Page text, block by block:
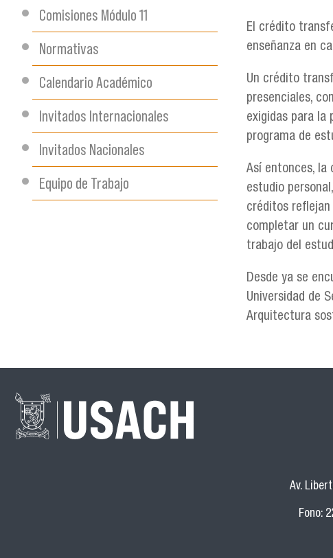
Comisiones Módulo 11
Normativas
Calendario Académico
Invitados Internacionales
Invitados Nacionales
Equipo de Trabajo
El crédito
enseñanza en
Un crédito
presenciales,
exigidas para la
programa de
Así entonces, la
estudio
créditos
completar un
trabajo del
Desde ya se
Universidad de
Arquitectura
Av.
Fono: